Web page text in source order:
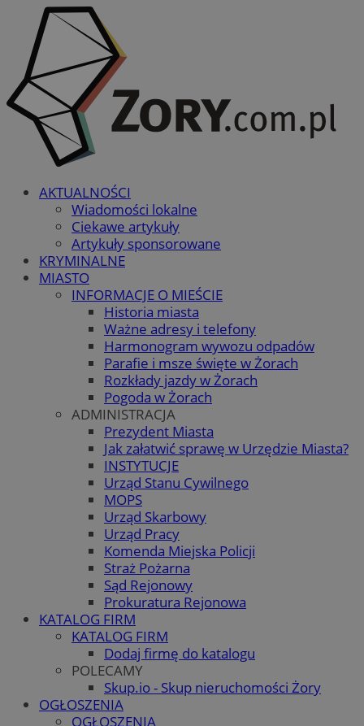
AKTUALNOŚCI
Wiadomości lokalne
Ciekawe artykuły
Artykuły sponsorowane
KRYMINALNE
MIASTO
INFORMACJE O MIEŚCIE
Historia miasta
Ważne adresy i telefony
Harmonogram wywozu odpadów
Parafie i msze święte w Żorach
Rozkłady jazdy w Żorach
Pogoda w Żorach
ADMINISTRACJA
Prezydent Miasta
Jak załatwić sprawę w Urzędzie Miasta?
INSTYTUCJE
Urząd Stanu Cywilnego
MOPS
Urząd Skarbowy
Urząd Pracy
Komenda Miejska Policji
Straż Pożarna
Sąd Rejonowy
Prokuratura Rejonowa
KATALOG FIRM
KATALOG FIRM
Dodaj firmę do katalogu
POLECAMY
Skup.io - Skup nieruchomości Żory
OGŁOSZENIA
OGŁOSZENIA